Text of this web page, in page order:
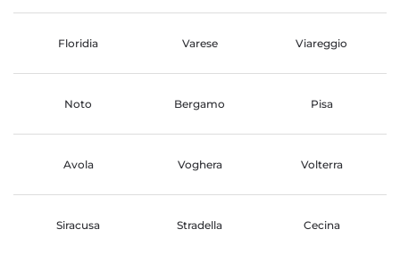
Floridia Varese Viareggio
Noto Bergamo Pisa
Avola Voghera Volterra
Siracusa Stradella Cecina